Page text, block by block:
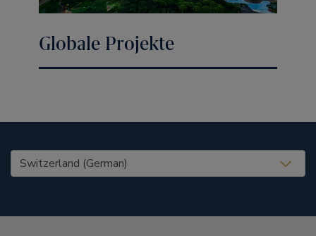
Globale Projekte
United States (EN)